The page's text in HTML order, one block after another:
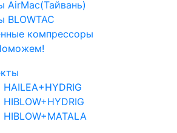
AirMac(Тайвань)
BLOWTAC
компрессоры